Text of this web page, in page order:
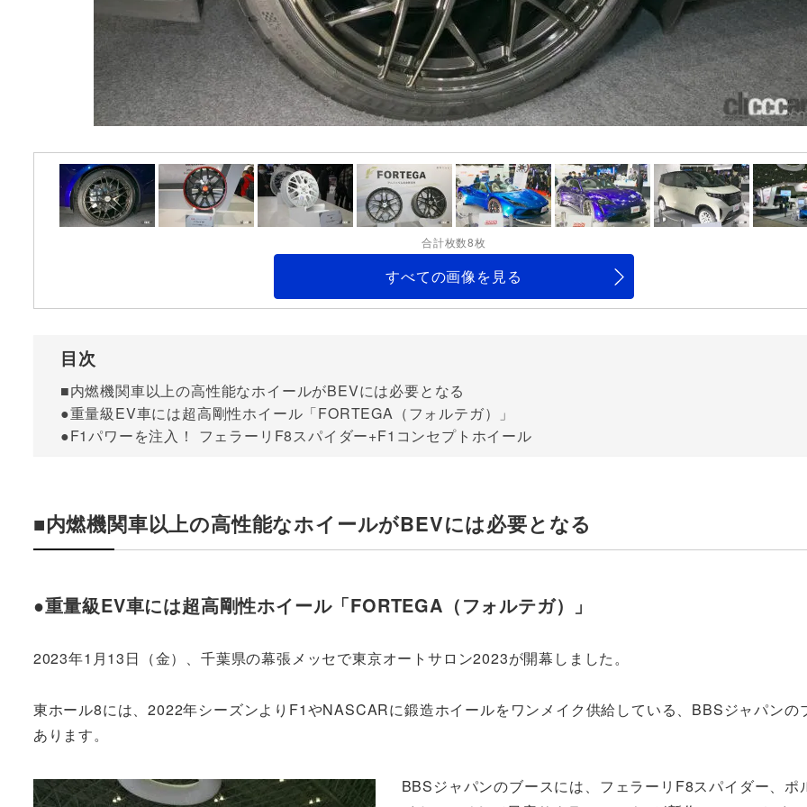
合計枚数8枚
すべての画像を見る
目次
■内燃機関車以上の高性能なホイールがBEVには必要となる
●重量級EV車には超高剛性ホイール「FORTEGA（フォルテガ）」
●F1パワーを注入！ フェラーリF8スパイダー+F1コンセプトホイール
■内燃機関車以上の高性能なホイールがBEVには必要となる
●重量級EV車には超高剛性ホイール「FORTEGA（フォルテガ）」
2023年1月13日（金）、千葉県の幕張メッセで東京オートサロン2023が開幕しました。
東ホール8には、2022年シーズンよりF1やNASCARに鍛造ホイールをワンメイク供給している、BBSジャパンの
あります。
BBSジャパンのブースには、フェラーリF8スパイダー、ポ